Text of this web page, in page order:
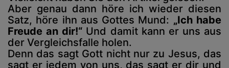
Aber genau dann höre ich wieder diesen
Satz, höre ihn aus Gottes Mund: „Ich habe
Freude an dir!“ Und damit kann er uns aus
der Vergleichsfalle holen.
Denn das sagt Gott nicht nur zu Jesus, das
sagt er jedem von uns, das sagt er dir und